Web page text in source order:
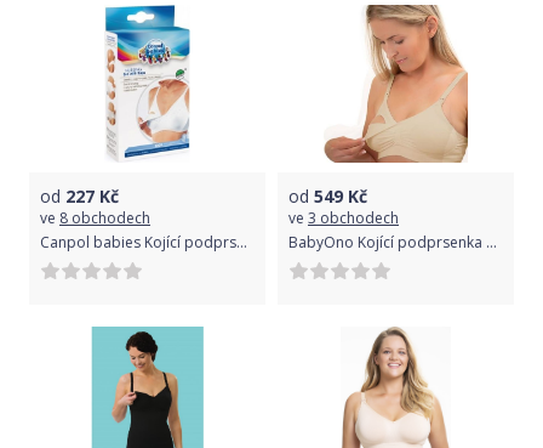
od 227 Kč
ve 8 obchodech
Canpol babies Kojící podprsenka 90 C- bílá
od 549 Kč
ve 3 obchodech
BabyOno Kojící podprsenka béžová